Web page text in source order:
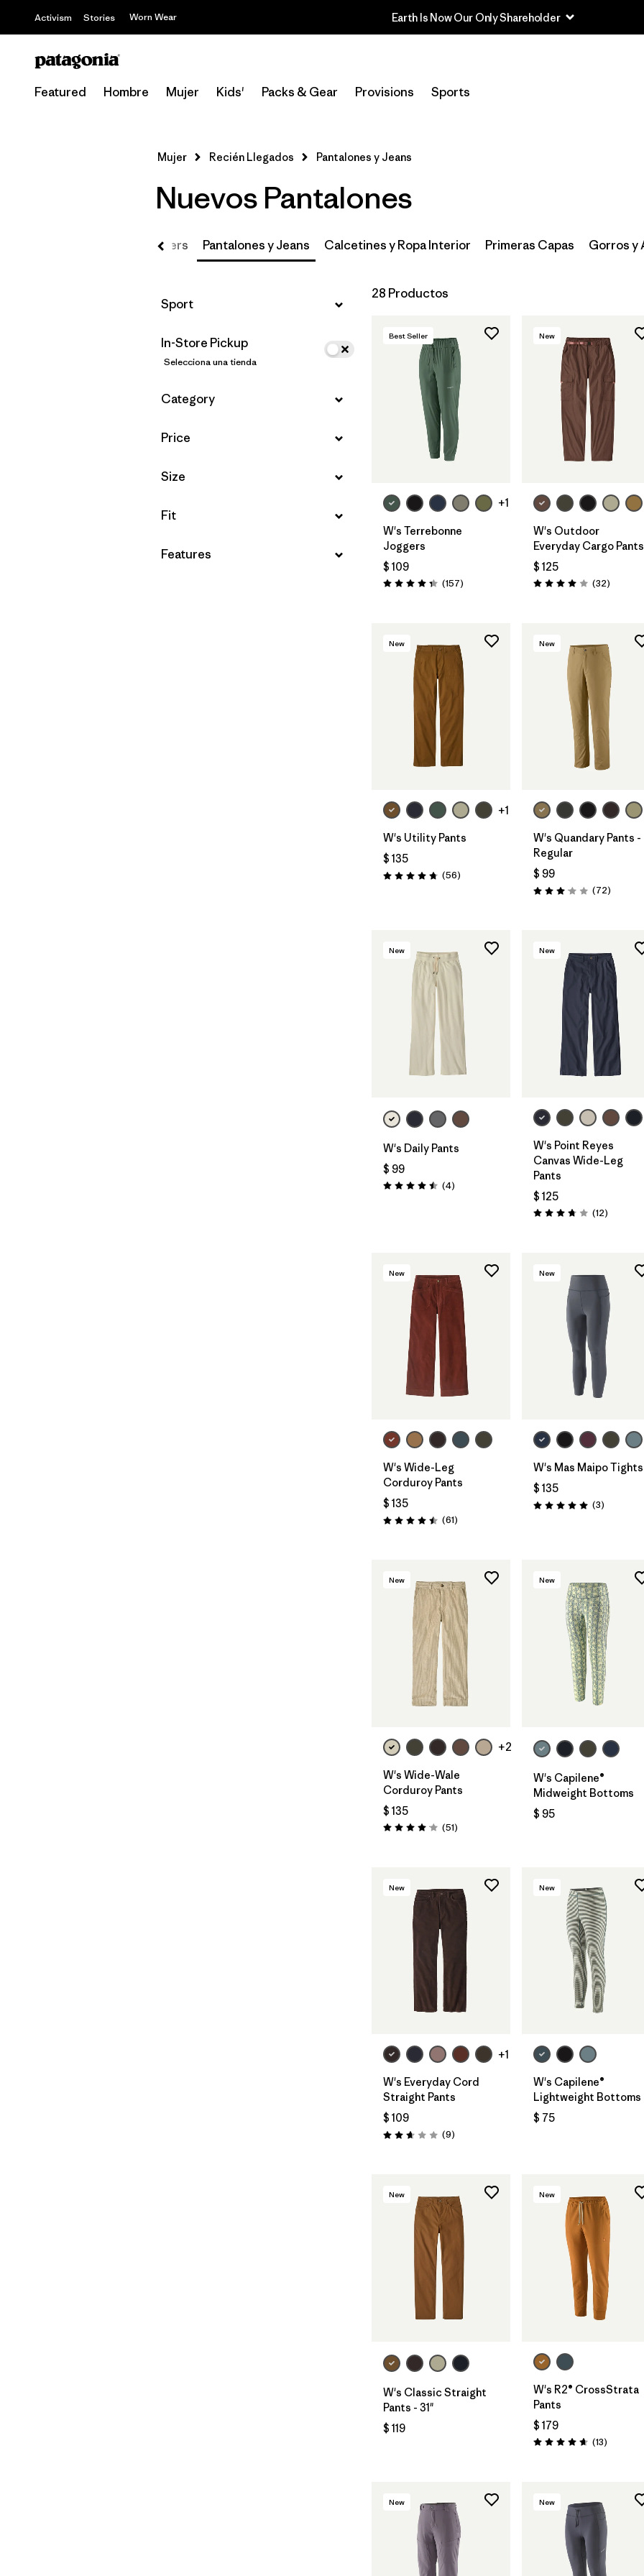
Activism Stories Worn Wear Earth Is Now Our Only Shareholder
Featured Hombre Mujer Kids' Packs & Gear Provisions Sports
Filtrar por
Category
Filtrar por
Price
Filtrar por
Size
Mujer Recién Llegados Pantalones y Jeans
Nuevos Pantalones
Sweaters Pantalones y Jeans Calcetines y Ropa Interior Primeras Capas Gorros y
Filtrar por
Sport
In-Store Pickup
Selecciona una tienda
Filtrar por
Category
Filtrar por
Price
Filtrar por
Size
Filtrar por
Fit
Filtrar por
Features
28 Productos
Best Seller
+1
W's Terrebonne
Joggers
$ 109
Valoración: 4.4 / 5
(157Comentarios
)
New
W's Outdoor
Everyday Cargo Pants
$ 125
Valoración: 4.0 / 5
(32)
New
+1
W's Utility Pants
$ 135
Valoración: 4.7 / 5
(56Comentarios
)
New
W's Quandary Pants -
Regular
$ 99
Valoración: 3.1 / 5
(72)
New
W's Daily Pants
$ 99
Valoración: 4.5 / 5
(4Comentarios
)
New
W's Point Reyes
Canvas Wide-Leg
Pants
$ 125
Valoración: 3.8 / 5
(12)
New
W's Wide-Leg
Corduroy Pants
$ 135
Valoración: 4.5 / 5
(61Comentarios
)
New
W's Mas Maipo Tights
$ 135
Valoración: 5.0 / 5
(3)
New
+2
W's Wide-Wale
Corduroy Pants
$ 135
Valoración: 4.1 / 5
(51Comentarios
)
New
W's Capilene®
Midweight Bottoms
$ 95
New
+1
W's Everyday Cord
Straight Pants
$ 109
Valoración: 2.7 / 5
(9Comentarios
)
New
W's Capilene®
Lightweight Bottoms
$ 75
New
W's Classic Straight
Pants - 31"
$ 119
New
W's R2® CrossStrata
Pants
$ 179
Valoración: 4.7 / 5
(13)
New New